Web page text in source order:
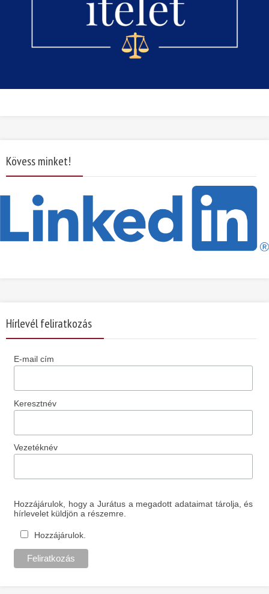
Kövess minket!
Hírlevél feliratkozás
E-mail cím
Keresztnév
Vezetéknév
Hozzájárulok, hogy a Jurátus a megadott adataimat tárolja, és
hírlevelet küldjön a részemre.
Hozzájárulok.